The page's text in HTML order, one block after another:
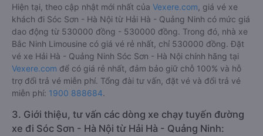
Hiện tại, theo cập nhật mới nhất của Vexere.com , giá vé xe
khách đi Sóc Sơn - Hà Nội từ Hải Hà - Quảng Ninh có mức giá
dao động từ 530000 đồng - 530000 đồng. Trong đó, nhà xe
Bắc Ninh Limousine có giá vé rẻ nhất, chỉ 530000 đồng. Đặt
vé xe Hải Hà - Quảng Ninh Sóc Sơn - Hà Nội chính hãng tại
Vexere.com để có giá rẻ nhất, đảm bảo giữ chỗ 100% và hỗ
trợ đổi trả vé miễn phí. Tổng đài tư vấn, đặt vé và đổi trả vé
miễn phí: 1900 888684.
3. Giới thiệu, tư vấn các dòng xe chạy tuyến đường
xe đi Sóc Sơn - Hà Nội từ Hải Hà - Quảng Ninh: